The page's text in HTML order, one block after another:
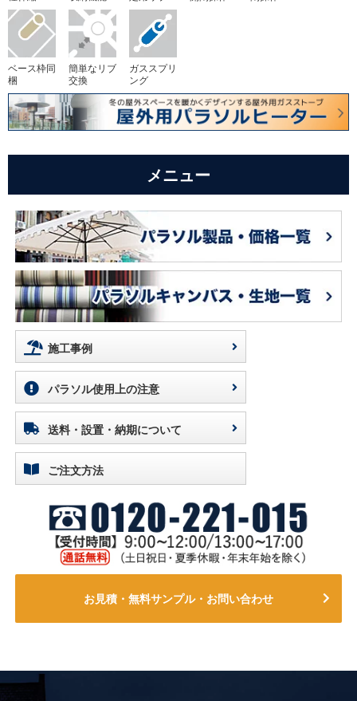
ベース枠同
梱
簡単なリブ
交換
ガススプリ
ング
メニュー
施工事例
パラソル使用上の注意
送料・設置・納期について
ご注文方法
お見積・無料サンプル・お問い合わせ